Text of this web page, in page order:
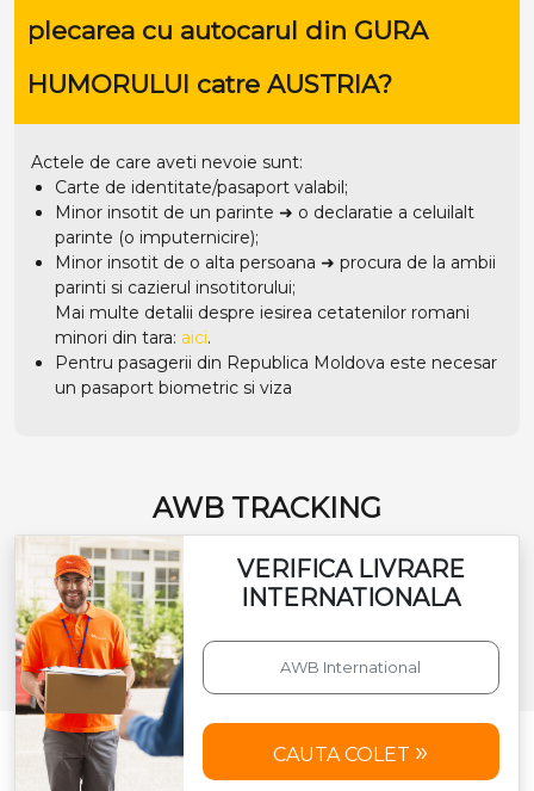
plecarea cu autocarul din GURA
HUMORULUI catre AUSTRIA?
Actele de care aveti nevoie sunt:
Carte de identitate/pasaport valabil;
Minor insotit de un parinte ➜ o declaratie a celuilalt
parinte (o imputernicire);
Minor insotit de o alta persoana ➜ procura de la ambii
parinti si cazierul insotitorului;
Mai multe detalii despre iesirea cetatenilor romani
minori din tara: aici.
Pentru pasagerii din Republica Moldova este necesar
un pasaport biometric si viza
AWB TRACKING
VERIFICA LIVRARE
INTERNATIONALA
CAUTA COLET